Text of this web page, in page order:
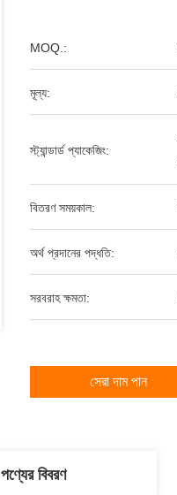
MOQ.:
মূল্য:
স্ট্যান্ডার্ড প্যাকেজিং:
বিতরণ সময়কাল:
অর্থ প্রদানের পদ্ধতি:
সরবরাহ ক্ষমতা:
সেরা দাম পান
পণ্যের বিবরণ